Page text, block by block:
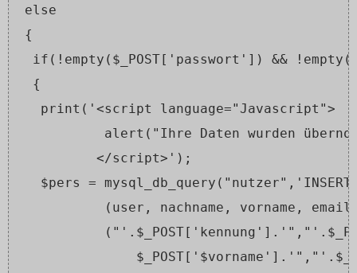
else
{
if(!empty($_POST['passwort']) &&
{
print('<script language="Javascript">
alert("Ihre Daten wurden
</script>');
$pers = mysql_db_query("nutzer",'INSERT
(user, nachname, vorname, email)